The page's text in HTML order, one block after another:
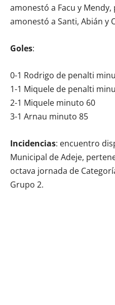
amonestó a Facu y
amonestó a Santi, Abián y
Goles:
0-1 Rodrigo de penalti
1-1 Miquele de penalti
2-1 Miquele minuto 60
3-1 Arnau minuto 85
Incidencias: encuentro
Municipal de Adeje,
octava jornada de
Grupo 2.